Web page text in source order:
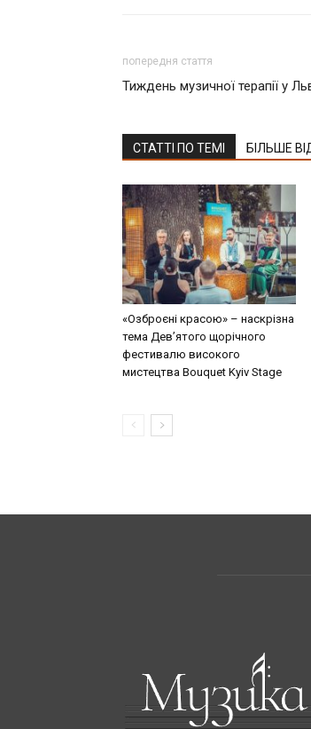
попередня стаття
Тиждень музичної терапії у
СТАТТІ ПО ТЕМІ БІЛЬШЕ
«Озброєні красою» – наскрізна
тема Дев’ятого щорічного
фестивалю високого
мистецтва Bouquet Kyiv Stage